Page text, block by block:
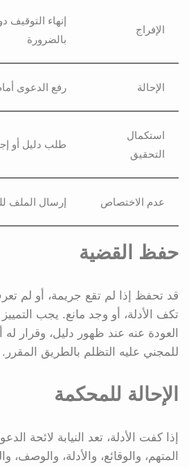
الإفراج
إنهاء التوقيف
بالضرورة
الإحالة رفع الدعوى
استكمال
التحقيق
طلب دليل أو
عدم الاختصاص إرسال الملف
حفظ القضية
قد تحفظ إذا لم تقع جريمة، أو لم
تكف الأدلة، أو وجد مانع. يجب
العودة عنه عند ظهور دليل، وقرار له
للمجني عليه التظلم بالطريق المقرر.
الإحالة للمحكمة
إذا كفت الأدلة، تعد النيابة لائحة
المتهم، والوقائع، والأدلة، والوصف،